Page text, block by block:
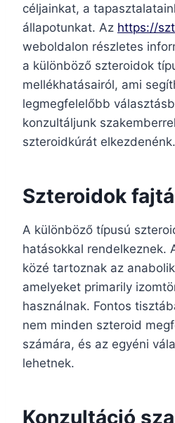
céljainkat, a
állapotunkat. Az https://
weboldalon részletes
a különböző szteroidok
mellékhatásairól, ami
legmegfelelőbb
konzultáljunk
szteroidkúrát elkezdenénk.
Szteroidok
A különböző típusú
hatásokkal rendelkeznek.
közé tartoznak az
amelyeket primarily
használnak. Fontos
nem minden szteroid
számára, és az egyéni
lehetnek.
Konzultáció